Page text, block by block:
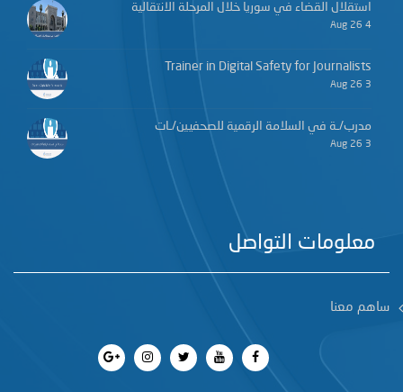
استقلال القضاء في سوريا خلال المرحلة الانتقالية
4 Aug 26
Trainer in Digital Safety for Journalists
3 Aug 26
مدرب/ـة في السلامة الرقمية للصحفيين/ـات
3 Aug 26
معلومات التواصل
ساهم معنا